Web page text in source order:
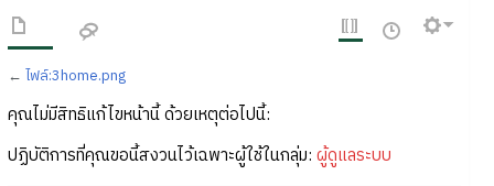
← ไฟล์:3home.png
คุณไม่มีสิทธิแก้ไขหน้านี้ ด้วยเหตุต่อไปนี้:
ปฏิบัติการที่คุณขอนี้สงวนไว้เฉพาะผู้ใช้ในกลุ่ม: ผู้ดูแลระบบ